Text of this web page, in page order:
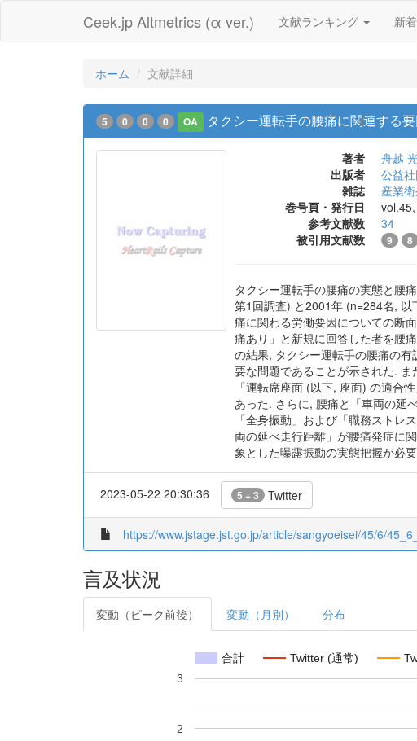
Ceek.jp Altmetrics (α ver.) 文献ランキング 新
ホーム 文献詳細
5 0 0 0 OA タクシー運転手の腰痛に関連する
著者 舟越
出版者
公益
雑誌
産業
巻号頁・発行日
参考文献数
34
被引用文献数
9 8
タクシー運転手の腰痛の実態と腰
第1回調査) と2001年 (n=284名,
痛に関わる労働要因についての断
痛あり」と新規に回答した者を腰
の結果, タクシー運転手の腰痛の
要な問題であることが示された.
「運転席座面 (以下, 座面) の適合
あった. さらに, 腰痛と「車両の延
「全身振動」および「職務スト
両の延べ走行距離」が腰痛発症に
象とした曝露振動の実態把握が必
2023-05-22 20:30:36 5 + 3 Twitter
https://www.jstage.jst.go.jp/article/sangyoeisei/45/6/
言及状況
変動（ピーク前後） 変動（月別） 分布
合計 Twitter (通常)
2
3